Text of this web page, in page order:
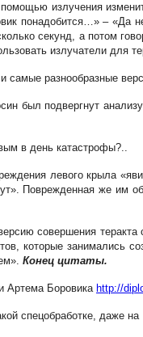
излучения
понадобится…» –
секунд, а потом
излучатели для
разнообразные
был подвергнут
в день катастрофы?..
левого крыла
Поврежденная же им
совершения
которые занимались
Конец цитаты.
Артема Боровика http://
спецобработке, даже